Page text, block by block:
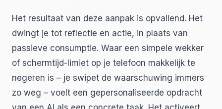
Het resultaat van deze aanpak is opvallend. Het
dwingt je tot reflectie en actie, in plaats van
passieve consumptie. Waar een simpele wekker
of schermtijd-limiet op je telefoon makkelijk te
negeren is – je swipet de waarschuwing immers
zo weg – voelt een gepersonaliseerde opdracht